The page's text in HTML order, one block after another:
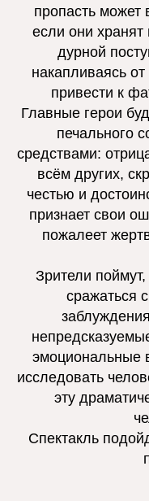
пропасть может
если они
дурной
накапливаясь от
привести к
Главные герои
печального
средствами:
всём других,
честью и
признает свои
пожалеет
Зрители
сражаться
эмоциональные
исследовать
эту
Спектакль